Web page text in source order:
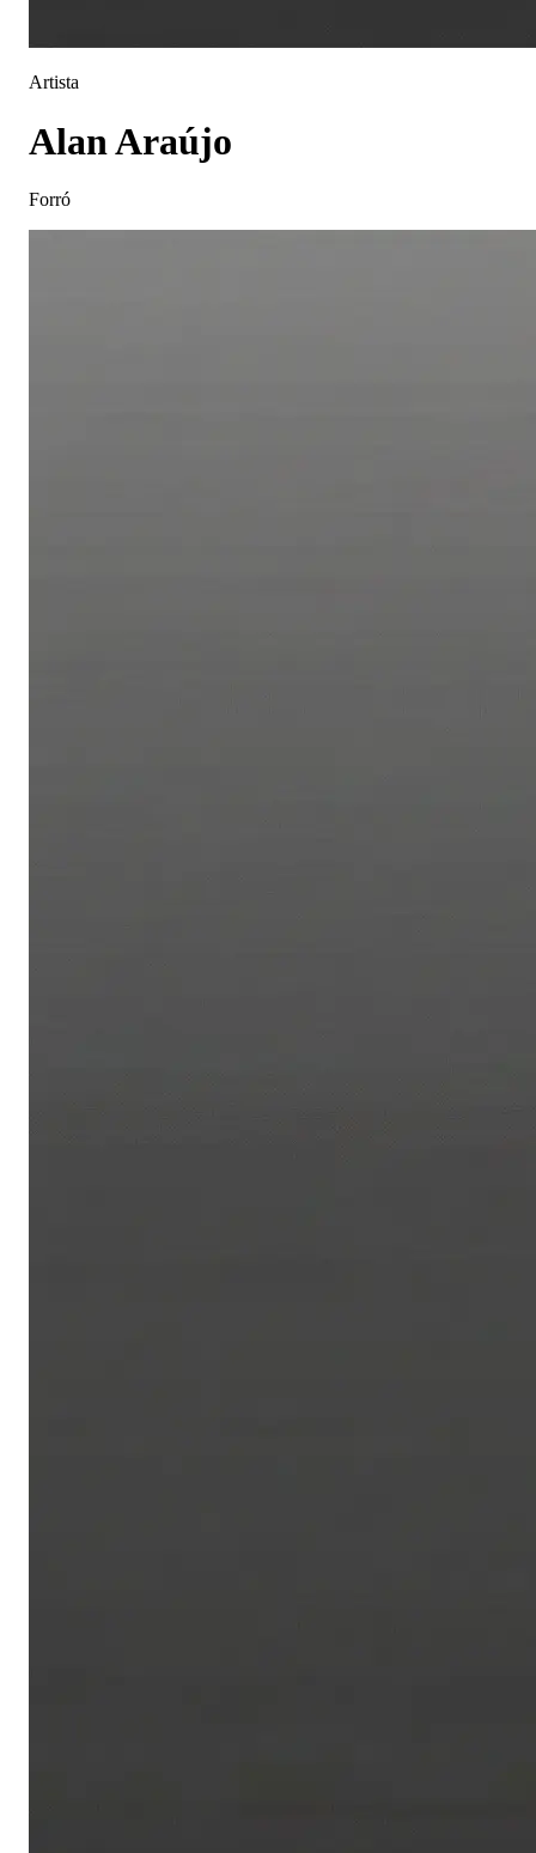
Artista
Alan Araújo
Forró